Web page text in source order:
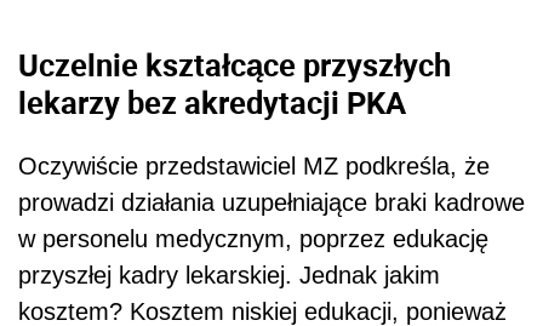
Uczelnie kształcące przyszłych
lekarzy bez akredytacji PKA
Oczywiście przedstawiciel MZ podkreśla, że
prowadzi działania uzupełniające braki kadrowe
w personelu medycznym, poprzez edukację
przyszłej kadry lekarskiej. Jednak jakim
kosztem? Kosztem niskiej edukacji, ponieważ